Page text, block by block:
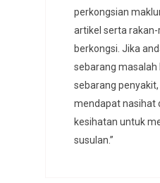
perkongsian
artikel serta
berkongsi. Jika
sebarang masalah
sebarang
mendapat nasihat
kesihatan untuk
susulan.”